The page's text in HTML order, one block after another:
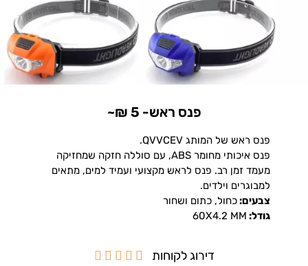
פנס ראש- 5 ₪~
פנס ראש של המותג QVVCEV.
פנס איכותי מחומר ABS, עם סוללה חזקה שמחזיקה
מעמד זמן רב. פנס לראש מקצועי ועמיד למים, מתאים
למבוגרים וילדים.
צבעים:כחול, כתום ושחור
גודל: 60X4.2 MM
דירוג לקוחות 



